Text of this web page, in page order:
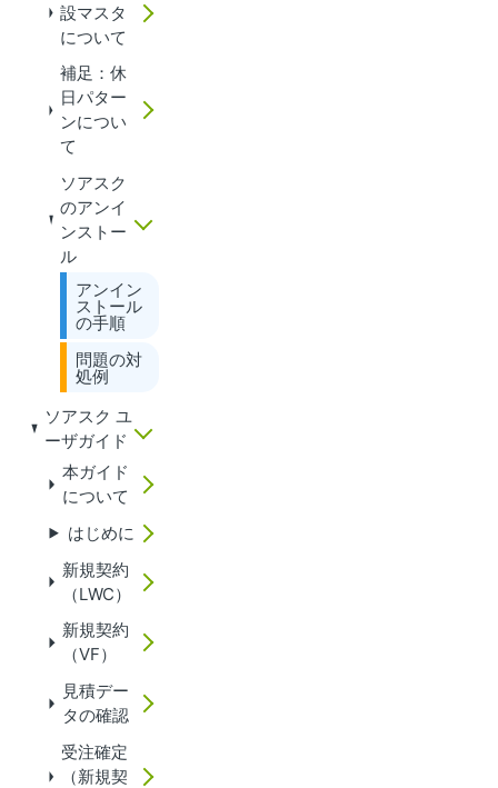
設マスタ
について
補足：休
日パター
ンについ
て
ソアスク
のアンイ
ンストー
ル
アンイン
ストール
の手順
問題の対
処例
ソアスク ユ
ーザガイド
本ガイド
について
はじめに
新規契約
（LWC）
新規契約
（VF）
見積デー
タの確認
受注確定
（新規契